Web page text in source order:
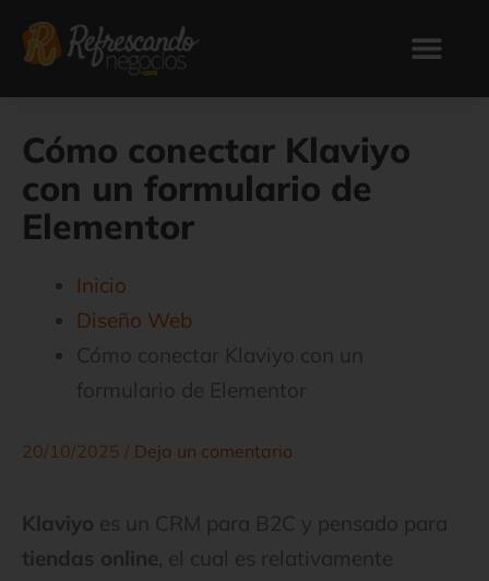
Cómo conectar Klaviyo
con un formulario de
Elementor
Inicio
Diseño Web
Cómo conectar Klaviyo con un
formulario de Elementor
20/10/2025 / Deja un comentario
Klaviyo es un CRM para B2C y pensado para
tiendas online, el cual es relativamente